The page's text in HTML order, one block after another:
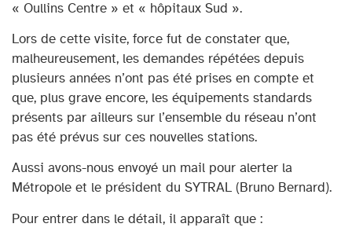
« Oullins Centre » et « hôpitaux Sud ».
Lors de cette visite, force fut de constater que,
malheureusement, les demandes répétées depuis
plusieurs années n’ont pas été prises en compte et
que, plus grave encore, les équipements standards
présents par ailleurs sur l’ensemble du réseau n’ont
pas été prévus sur ces nouvelles stations.
Aussi avons-nous envoyé un mail pour alerter la
Métropole et le président du SYTRAL (Bruno Bernard).
Pour entrer dans le détail, il apparaît que :